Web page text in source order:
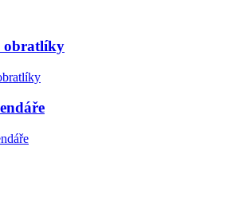
obratlíky